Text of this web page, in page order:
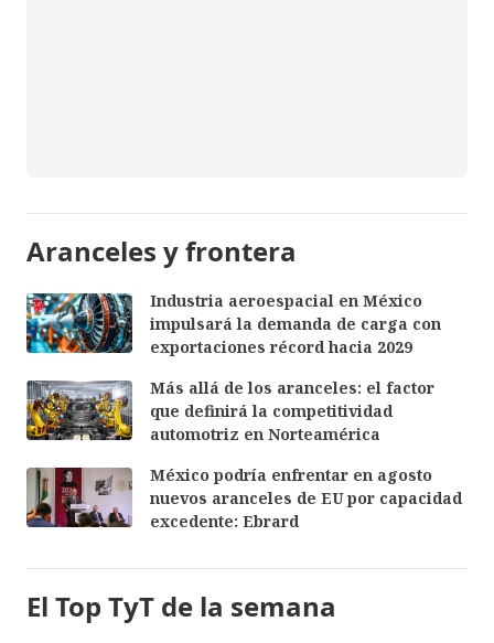
Aranceles y frontera
Industria aeroespacial en México
impulsará la demanda de carga con
exportaciones récord hacia 2029
Más allá de los aranceles: el factor
que definirá la competitividad
automotriz en Norteamérica
México podría enfrentar en agosto
nuevos aranceles de EU por capacidad
excedente: Ebrard
El Top TyT de la semana